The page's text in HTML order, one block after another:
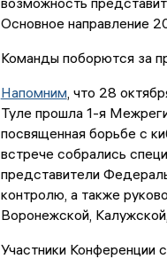
Основное направление
Команды поборются за
Напомним, что 28
Туле прошла 1-я
посвященная борьбе с
встрече собрались
представители
контролю, а также
Воронежской,
Участники Конференции